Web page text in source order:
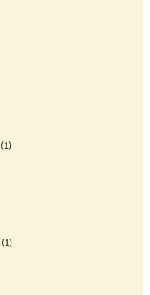
(1)
(1)